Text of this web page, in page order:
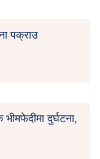
पक्राउ
दुर्घटना,